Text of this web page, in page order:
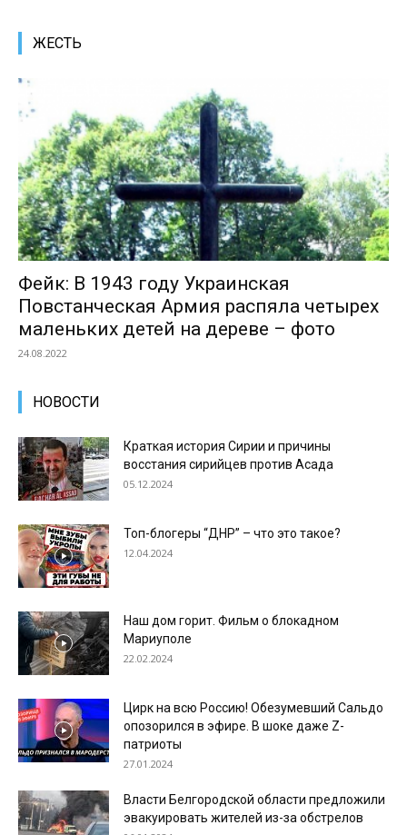
ЖЕСТЬ
Фейк: В 1943 году Украинская
Повстанческая Армия распяла четырех
маленьких детей на дереве – фото
24.08.2022
НОВОСТИ
Краткая история Сирии и причины
восстания сирийцев против Асада
05.12.2024
Топ-блогеры “ДНР” – что это такое?
12.04.2024
Наш дом горит. Фильм о блокадном
Мариуполе
22.02.2024
Цирк на всю Россию! Обезумевший Сальдо
опозорился в эфире. В шоке даже Z-
патриоты
27.01.2024
Власти Белгородской области предложили
эвакуировать жителей из-за обстрелов